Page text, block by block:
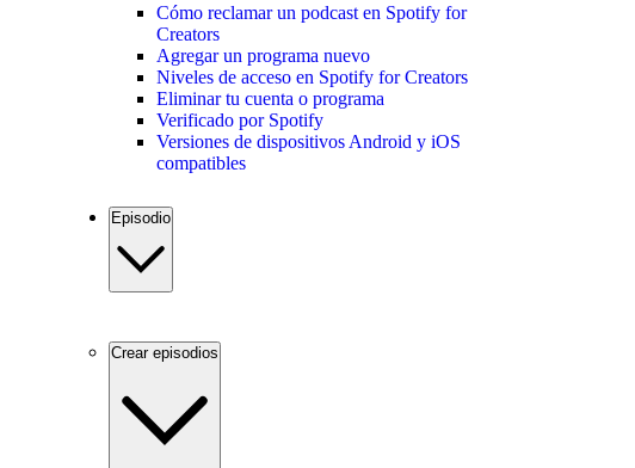
Cómo reclamar un podcast en Spotify for
Creators
Agregar un programa nuevo
Niveles de acceso en Spotify for Creators
Eliminar tu cuenta o programa
Verificado por Spotify
Versiones de dispositivos Android y iOS
compatibles
Episodio
Crear episodios